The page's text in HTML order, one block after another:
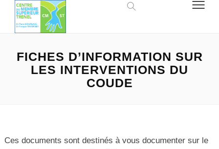
FICHES D’INFORMATION SUR
LES INTERVENTIONS DU
COUDE
Ces documents sont destinés à vous documenter sur le